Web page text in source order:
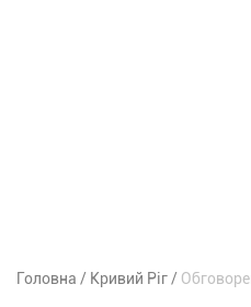
Головна Кривий Ріг